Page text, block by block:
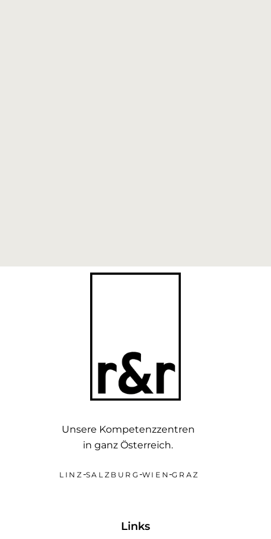
Unsere Kompetenzzentren
in ganz Österreich.
LINZ SALZBURG WIEN GRAZ
Links